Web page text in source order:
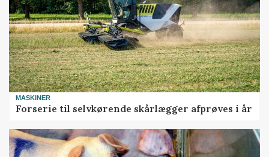
MASKINER
Forserie til selvkørende skårlægger afprøves i år